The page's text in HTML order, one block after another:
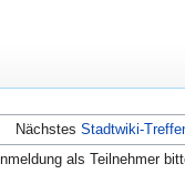
Nächstes Stadtwiki-
als Teilnehmer